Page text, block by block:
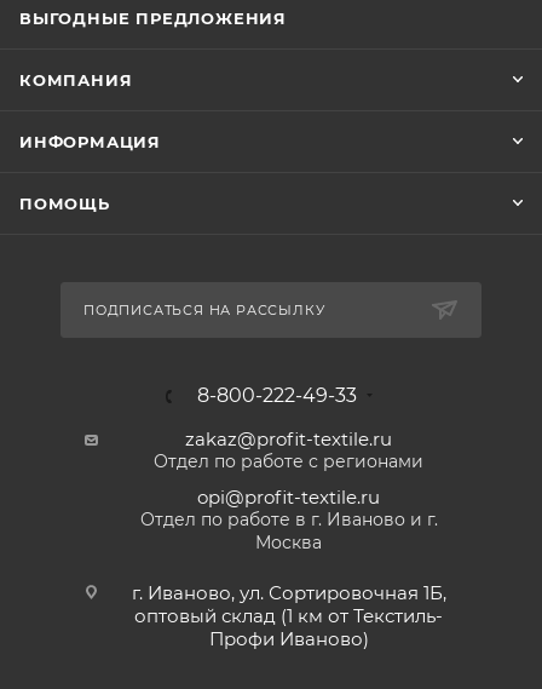
ВЫГОДНЫЕ ПРЕДЛОЖЕНИЯ
КОМПАНИЯ
ИНФОРМАЦИЯ
ПОМОЩЬ
ПОДПИСАТЬСЯ НА РАССЫЛКУ
8-800-222-49-33
zakaz@profit-textile.ru
Отдел по работе с регионами
opi@profit-textile.ru
Отдел по работе в г. Иваново и г.
Москва
г. Иваново, ул. Сортировочная 1Б,
оптовый склад (1 км от Текстиль-
Профи Иваново)